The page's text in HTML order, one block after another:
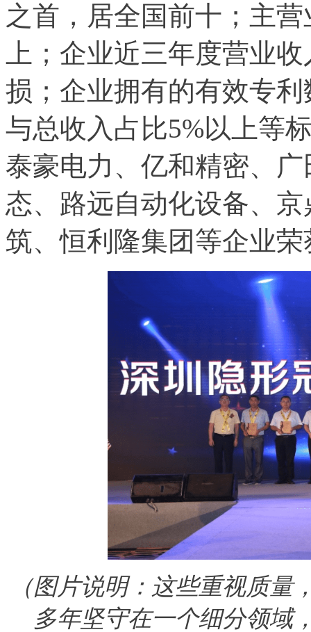
之首，居全国前十；主
上；企业近三年度营业
损；企业拥有的有效专
与总收入占比5%以上等
泰豪电力、亿和精密、
态、路远自动化设备、
筑、恒利隆集团等企业
（图片说明：这些重视质
多年坚守在一个细分领域